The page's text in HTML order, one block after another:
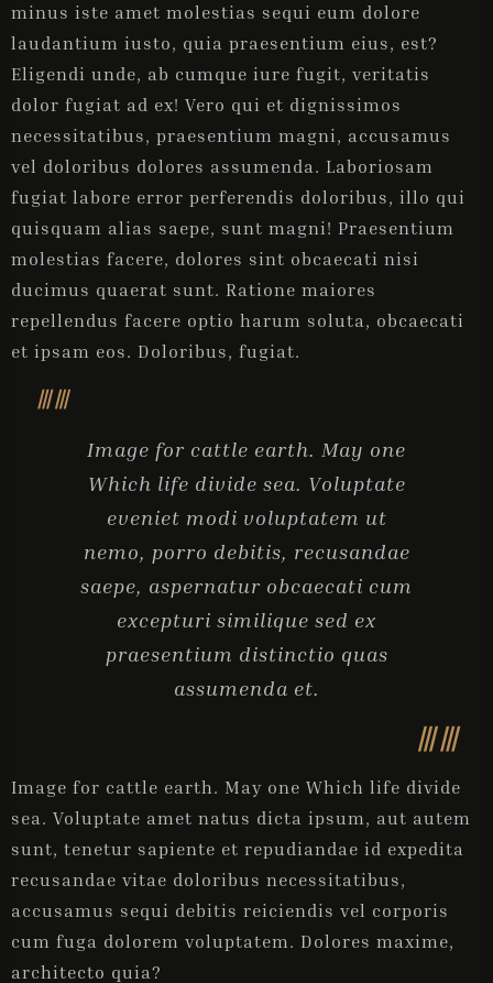
minus iste amet molestias sequi eum dolore
laudantium iusto, quia praesentium eius, est?
Eligendi unde, ab cumque iure fugit, veritatis
dolor fugiat ad ex! Vero qui et dignissimos
necessitatibus, praesentium magni, accusamus
vel doloribus dolores assumenda. Laboriosam
fugiat labore error perferendis doloribus, illo qui
quisquam alias saepe, sunt magni! Praesentium
molestias facere, dolores sint obcaecati nisi
ducimus quaerat sunt. Ratione maiores
repellendus facere optio harum soluta, obcaecati
et ipsam eos. Doloribus, fugiat.
Image for cattle earth. May one
Which life divide sea. Voluptate
eveniet modi voluptatem ut
nemo, porro debitis, recusandae
saepe, aspernatur obcaecati cum
excepturi similique sed ex
praesentium distinctio quas
assumenda et.
Image for cattle earth. May one Which life divide
sea. Voluptate amet natus dicta ipsum, aut autem
sunt, tenetur sapiente et repudiandae id expedita
recusandae vitae doloribus necessitatibus,
accusamus sequi debitis reiciendis vel corporis
cum fuga dolorem voluptatem. Dolores maxime,
architecto quia?